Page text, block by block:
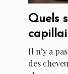
Quels
Il n’y a
des